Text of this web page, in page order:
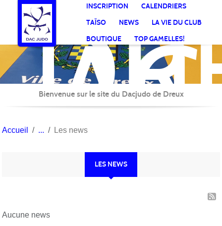
INSCRIPTION
CALENDRIERS
TAÏSO
NEWS
LA VIE DU CLUB
BOUTIQUE
TOP GAMELLES!
AC
Bienvenue sur le site du Dacjudo de Dreux
Accueil Les news
LES NEWS
Aucune news
Panneau de gestion des cookies